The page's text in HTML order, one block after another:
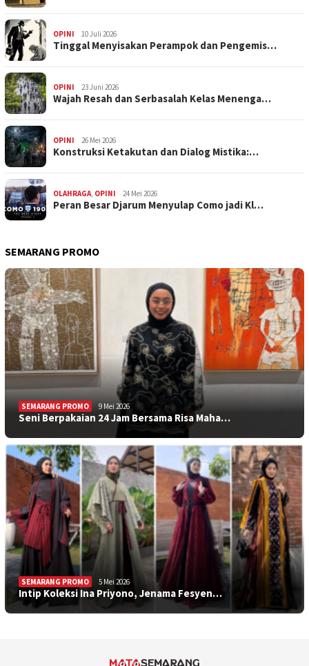
OPINI 10 Juli 2026
Tinggal Menyisakan Perampok dan Pengemis…
OPINI 23 Juni 2026
Wajah Resah dan Serbasalah Kelas Menenga…
OPINI 26 Mei 2026
Konstruksi Ketakutan dan Dialog Mistika:…
OLAHRAGA, OPINI 24 Mei 2026
Peran Besar Djarum Menyulap Como jadi Kl…
SEMARANG PROMO
SEMARANG PROMO 9 Mei 2026
Seni Berpakaian 24 Jam Bersama Risa Maha…
SEMARANG PROMO 5 Mei 2026
Intip Koleksi Ina Priyono, Jenama Fesyen…